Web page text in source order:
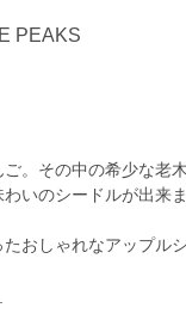
PEAKS
。その中の希少な老
いのシードルが出来
おしゃれなアップル